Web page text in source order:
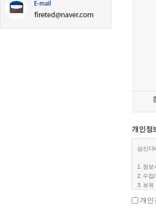
개인정
삼신디
1. 정보
2. 수집
3. 보유
개인